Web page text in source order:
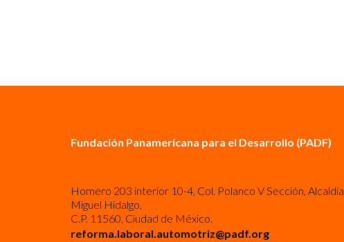
Fundación Panamericana para el Desarrollo (PADF)
Homero 203 interior 10-4, Col. Polanco V Sección, Alcaldía
Miguel Hidalgo,
C.P. 11560, Ciudad de México.
reforma.laboral.automotriz@padf.org